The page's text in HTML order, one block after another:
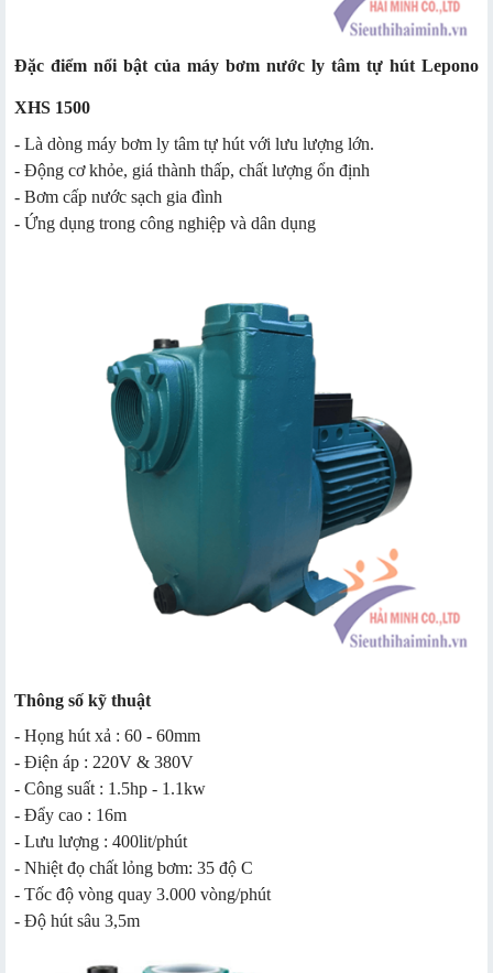
Đặc điểm nổi bật của máy bơm nước ly tâm tự hút Lepono
XHS 1500
- Là dòng máy bơm ly tâm tự hút với lưu lượng lớn.
- Động cơ khỏe, giá thành thấp, chất lượng ổn định
- Bơm cấp nước sạch gia đình
- Ứng dụng trong công nghiệp và dân dụng
Thông số kỹ thuật
- Họng hút xả : 60 - 60mm
- Điện áp : 220V & 380V
- Công suất : 1.5hp - 1.1kw
- Đẩy cao : 16m
- Lưu lượng : 400lit/phút
- Nhiệt đọ chất lỏng bơm: 35 độ C
- Tốc độ vòng quay 3.000 vòng/phút
- Độ hút sâu 3,5m